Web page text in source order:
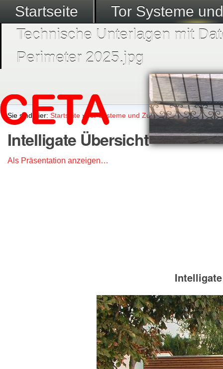
Startseite
Tor Systeme
Technische Unterlagen mit
Perimeter 2025.jpg
Sie sind hier: Startseite › Tor Systeme und Zubehör ›Intelligate
Intelligate Übersicht
Als Präsentation anzeigen…